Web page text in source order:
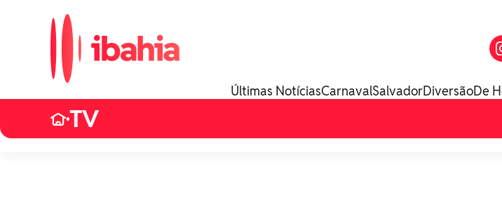
Últimas NotíciasCarnavalSalvadorDiversãoDe
•TV